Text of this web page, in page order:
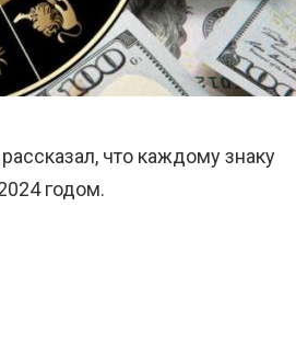
что каждому знаку
годом.